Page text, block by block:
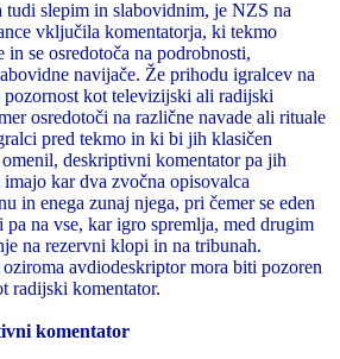
slepim in slabovidnim, je NZS na
vključila komentatorja, ki tekmo
se osredotoča na podrobnosti,
navijače. Že prihodu igralcev na
pozornost kot televizijski ali radijski
osredotoči na različne navade ali rituale
pred tekmo in ki bi jih klasičen
deskriptivni komentator pa jih
kar dva zvočna opisovalca
in enega zunaj njega, pri čemer se eden
pa na vse, kar igro spremlja, med drugim
na rezervni klopi in na tribunah.
avdiodeskriptor mora biti pozoren
radijski komentator.
komentator